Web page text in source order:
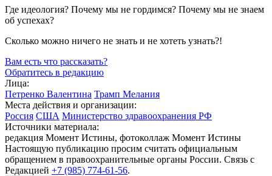
Где идеология? Почему мы не гордимся? Почему мы не знаем
об успехах?
Сколько можно ничего не знать и не хотеть узнать?!
Вам есть что рассказать?
Обратитесь в редакцию
Лица:
Петренко Валентина Трамп Мелания
Места действия и организации:
Россия США Министерство здравоохранения РФ
Источники материала:
редакция Момент Истины, фотоколлаж Момент Истины
Настоящую публикацию просим считать официальным
обращением в правоохранительные органы России. Связь с
Редакцией +7 (985) 774-61-56.